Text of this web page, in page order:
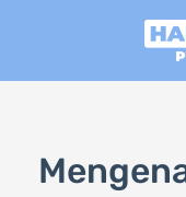
konten